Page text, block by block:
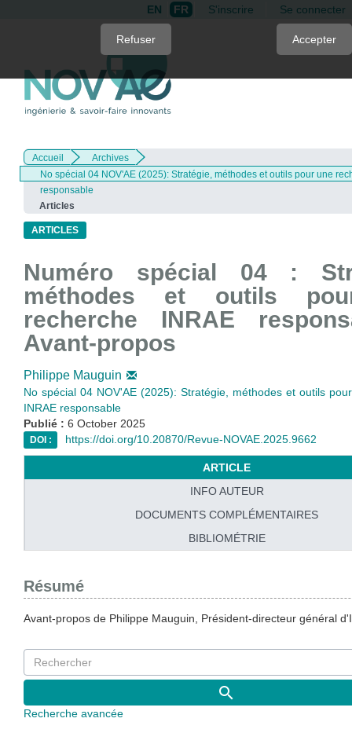
page
content
Navigation
Main
Content
Sidebar
EN FR S'inscrire Se connecter
Accueil
Archives
No spécial 04 NOV'AE (2025): Stratégie, méthodes et outils pour une
responsable
Articles
ARTICLES
Numéro spécial 04 :
méthodes et outils
recherche INRAE
Avant-propos
Philippe Mauguin
No spécial 04 NOV'AE (2025): Stratégie, méthodes et outils
INRAE responsable
Publié : 6 October 2025
DOI : https://doi.org/10.20870/Revue-NOVAE.2025.9662
ARTICLE
INFO AUTEUR
DOCUMENTS COMPLÉMENTAIRES
BIBLIOMÉTRIE
Résumé
Avant-propos de Philippe Mauguin, Président-directeur général
Recherche avancée
Refuser Accepter